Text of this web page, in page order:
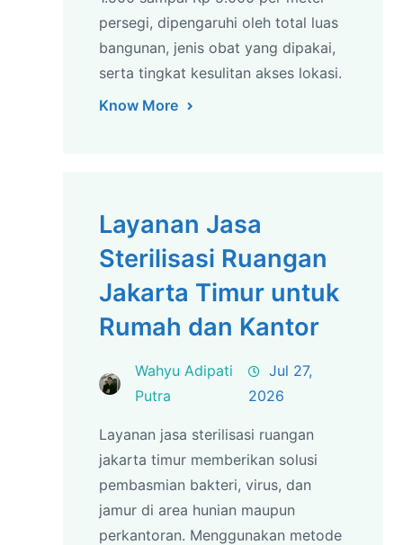
persegi, dipengaruhi oleh total luas
bangunan, jenis obat yang dipakai,
serta tingkat kesulitan akses lokasi.
Know More
Layanan Jasa
Sterilisasi Ruangan
Jakarta Timur untuk
Rumah dan Kantor
Wahyu Adipati
Putra
Jul 27,
2026
Layanan jasa sterilisasi ruangan
jakarta timur memberikan solusi
pembasmian bakteri, virus, dan
jamur di area hunian maupun
perkantoran. Menggunakan metode